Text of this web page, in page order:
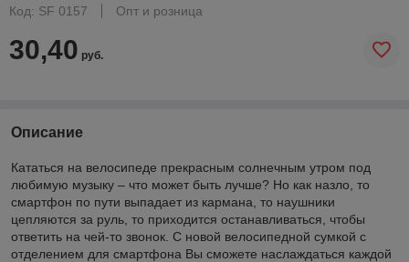
Код: SF 0157
Опт и розница
30,40 руб.
Описание
Кататься на велосипеде прекрасным солнечным утром под
любимую музыку – что может быть лучше? Но как назло, то
смартфон по пути выпадает из кармана, то наушники
цепляются за руль, то приходится останавливаться, чтобы
ответить на чей-то звонок. С новой велосипедной сумкой с
отделением для смартфона Вы сможете наслаждаться каждой